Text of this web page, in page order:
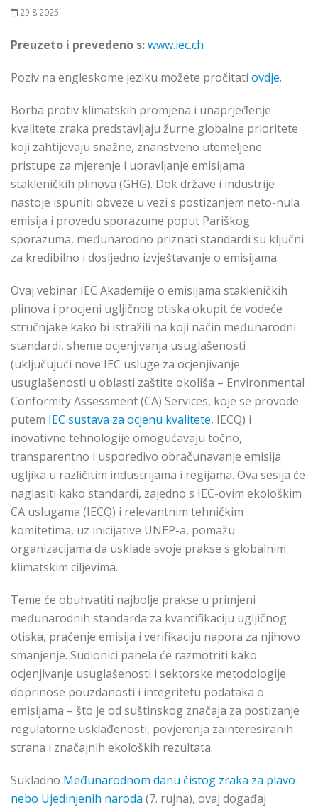
29.8.2025.
Preuzeto i prevedeno s:www.iec.ch
Poziv na engleskome jeziku možete pročitati ovdje.
Borba protiv klimatskih promjena i unaprjeđenje
kvalitete zraka predstavljaju žurne globalne prioritete
koji zahtijevaju snažne, znanstveno utemeljene
pristupe za mjerenje i upravljanje emisijama
stakleničkih plinova (GHG). Dok države i industrije
nastoje ispuniti obveze u vezi s postizanjem neto-nula
emisija i provedu sporazume poput Pariškog
sporazuma, međunarodno priznati standardi su ključni
za kredibilno i dosljedno izvještavanje o emisijama.
Ovaj vebinar IEC Akademije o emisijama stakleničkih
plinova i procjeni ugljičnog otiska okupit će vodeće
stručnjake kako bi istražili na koji način međunarodni
standardi, sheme ocjenjivanja usuglašenosti
(uključujući nove IEC usluge za ocjenjivanje
usuglašenosti u oblasti zaštite okoliša – Environmental
Conformity Assessment (CA) Services, koje se provode
putem IEC sustava za ocjenu kvalitete, IECQ) i
inovativne tehnologije omogućavaju točno,
transparentno i usporedivo obračunavanje emisija
ugljika u različitim industrijama i regijama. Ova sesija će
naglasiti kako standardi, zajedno s IEC-ovim ekološkim
CA uslugama (IECQ) i relevantnim tehničkim
komitetima, uz inicijative UNEP-a, pomažu
organizacijama da usklade svoje prakse s globalnim
klimatskim ciljevima.
Teme će obuhvatiti najbolje prakse u primjeni
međunarodnih standarda za kvantifikaciju ugljičnog
otiska, praćenje emisija i verifikaciju napora za njihovo
smanjenje. Sudionici panela će razmotriti kako
ocjenjivanje usuglašenosti i sektorske metodologije
doprinose pouzdanosti i integritetu podataka o
emisijama – što je od suštinskog značaja za postizanje
regulatorne usklađenosti, povjerenja zainteresiranih
strana i značajnih ekoloških rezultata.
Sukladno Međunarodnom danu čistog zraka za plavo
nebo Ujedinjenih naroda (7. rujna), ovaj događaj